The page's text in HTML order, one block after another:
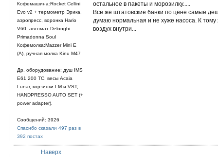
Кофемашина:Rocket Cellini
Evo v2 + термометр Эрика,
аэропресс, воронка Hario
V60, автомат Delonghi
Primadonna Soul
Кофемолка:Mazzer Mini E
(A), ручная молка Kinu M47
Др. оборудование: душ IMS
E61 200 TC, весы Acaia
Lunar, корзинки LM и VST,
HANDPRESSO AUTO SET (+
power adapter).
Сообщений: 3926
Спасибо сказали 497 раз в
392 постах
остальное в пакеты и морозилку.....
Все же штатовские банки по цене самые
думаю нормальная и не хуже насоса. К
воздух внутри...
Наверх